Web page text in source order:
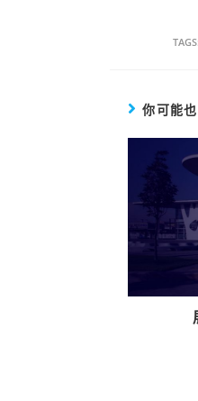
TAGS:
你可能